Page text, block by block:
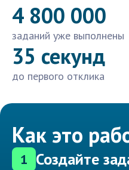
4 800 000
заданий уже выполнены
35 секунд
до первого отклика
Как это
1 Создайте